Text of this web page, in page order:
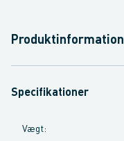
Produktinformation
Specifikationer
Vægt: